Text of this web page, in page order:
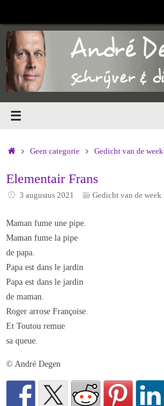
de
inhoud
HomeGeen categorie Gedicht van de week
Elementair Frans
3 augustus 2021 Gedicht van de week
Maman fume une pipe.
Maman fume la pipe
de papa.
Papa est dans le jardin
Papa est dans le jardin
de maman.
Roger arrose Françoise.
Et Toutou remue
sa queue.
© André Degen